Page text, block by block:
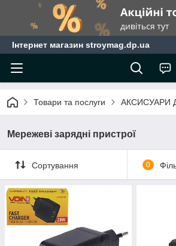
Інтернет магазин stroymag.dp.ua
Товари та послуги АКСИСУАРИ
Мережеві зарядні пристрої
Сортування 0